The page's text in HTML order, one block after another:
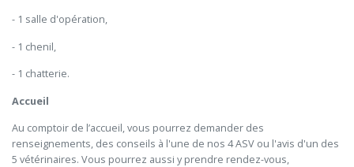
- 1 salle d'opération,
- 1 chenil,
- 1 chatterie.
Accueil
Au comptoir de l’accueil, vous pourrez demander des
renseignements, des conseils à l'une de nos 4 ASV ou l'avis d'un des
5 vétérinaires. Vous pourrez aussi y prendre rendez-vous,